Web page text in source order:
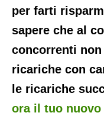
per farti
sapere che al
concorrenti
ricariche con
le ricariche
ora il tuo nuovo